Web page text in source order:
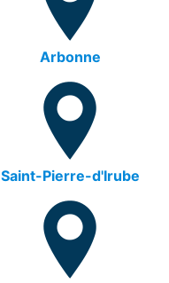
Arbonne
Saint-Pierre-d'Irube